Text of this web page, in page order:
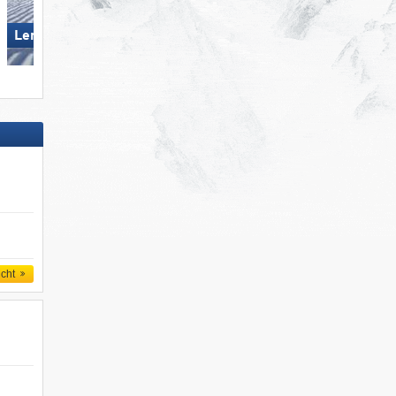
Lermoos – Grubigstein Glungezer – Tulfes